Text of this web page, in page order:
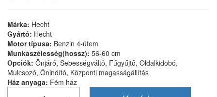
Márka: Hecht
Gyártó: Hecht
Motor típusa: Benzin 4-ütem
Munkaszélesség(hossz): 56-60 cm
Opciók: Önjáró, Sebességváltó, Fűgyűjtő, Oldalkidobó,
Mulcsozó, Önindító, Központi magasságállítás
Ház anyaga: Fém ház